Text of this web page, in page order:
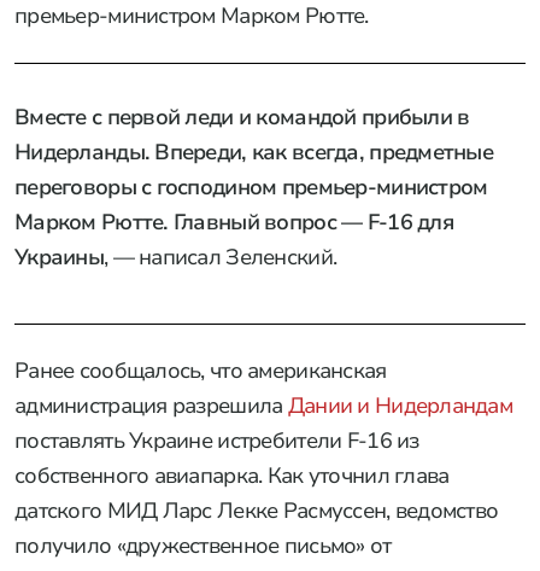
премьер-министром Марком Рютте.
Вместе с первой леди и командой прибыли в
Нидерланды. Впереди, как всегда, предметные
переговоры с господином премьер-министром
Марком Рютте. Главный вопрос — F-16 для
Украины, — написал Зеленский.
Ранее сообщалось, что американская
администрация разрешила Дании и Нидерландам
поставлять Украине истребители F-16 из
собственного авиапарка. Как уточнил глава
датского МИД Ларс Лекке Расмуссен, ведомство
получило «дружественное письмо» от